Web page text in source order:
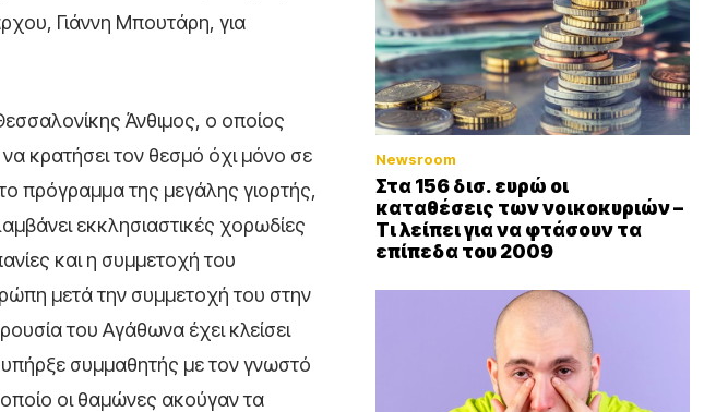
Γιάννη Μπουτάρη, για
Άνθιμος, ο οποίος
κρατήσει τον θεσμό όχι μόνο σε
πρόγραμμα της μεγάλης γιορτής,
εκκλησιαστικές χορωδίες
και η συμμετοχή του
μετά την συμμετοχή του στην
του Αγάθωνα έχει κλείσει
συμμαθητής με τον γνωστό
οι θαμώνες ακούγαν τα
Newsroom
Στα 156 δισ. ευρώ οι
καταθέσεις των νοικοκυριών –
Τι λείπει για να φτάσουν τα
επίπεδα του 2009